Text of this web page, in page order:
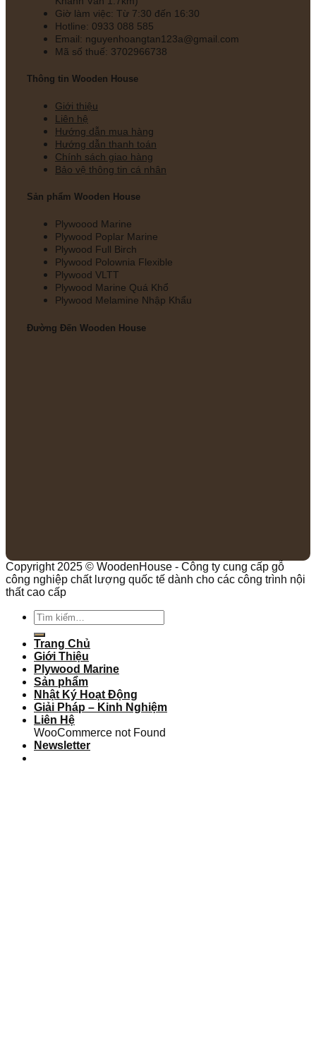
Giờ làm việc: Từ 7:30 đến 16:30
Hotline: 0933 088 585
Email: nguyenhoangtan123a@gmail.com
Mã số thuế: 3702966738
Thông tin Wooden House
Giới thiệu
Liên hệ
Hướng dẫn mua hàng
Hướng dẫn thanh toán
Chính sách giao hàng
Bảo vệ thông tin cá nhân
Sản phẩm Wooden House
Plywoood Marine
Plywood Poplar Marine
Plywood Full Birch
Plywood Polownia Flexible
Plywood VLTT
Plywood Marine Quá Khổ
Plywood Melamine Nhập Khẩu
Đường Đến Wooden House
Copyright 2025 © WoodenHouse - Công ty cung cấp gỗ
công nghiệp chất lượng quốc tế dành cho các công trình nội
thất cao cấp
Trang Chủ
Giới Thiệu
Plywood Marine
Sản phẩm
Nhật Ký Hoạt Động
Giải Pháp – Kinh Nghiệm
Liên Hệ
WooCommerce not Found
Newsletter